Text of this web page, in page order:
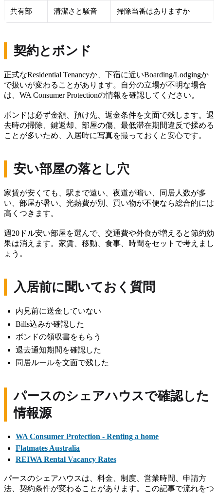
共有部 清潔さと騒音 掃除当番はありますか
契約とボンド
正式なResidential Tenancyか、下宿に近いBoarding/Lodgingか
で扱いが変わることがあります。自分の立場が不明な場合
は、WA Consumer Protectionの情報を確認してください。
ボンドは必ず金額、預け先、返金条件を文面で残します。退
去時の掃除、鍵返却、部屋の傷、最低滞在期間違反で揉める
ことが多いため、入居時に写真を撮っておくと安心です。
安い部屋の落とし穴
家賃が安くても、駅まで遠い、夜道が暗い、同居人数が多
い、部屋が暑い、光熱費が別、買い物が不便なら総合的には
高くつきます。
週20ドル安い部屋を選んで、交通費や外食が増えると節約効
果は消えます。家賃、移動、食事、時間をセットで考えまし
ょう。
入居前に聞いておく質問
内見前に送金していない
Bills込みか確認した
ボンドの領収書をもらう
退去通知期間を確認した
同居ルールを文面で残した
パースのシェアハウスで確認した
情報源
WA Consumer Protection - Renting a home
Flatmates Australia
REIWA Rental Vacancy Rates
パースのシェアハウスは、料金、制度、営業時間、申請方
法、契約条件が変わることがあります。この記事で流れをつ